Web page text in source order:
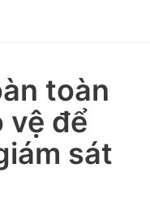
toàn
vệ để
sát